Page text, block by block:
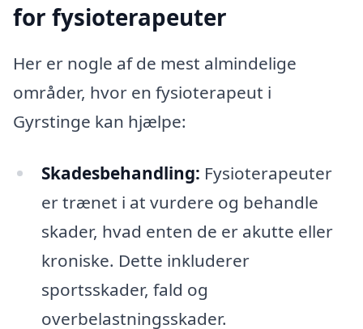
for fysioterapeuter
Her er nogle af de mest almindelige
områder, hvor en fysioterapeut i
Gyrstinge kan hjælpe:
Skadesbehandling: Fysioterapeuter
er trænet i at vurdere og behandle
skader, hvad enten de er akutte eller
kroniske. Dette inkluderer
sportsskader, fald og
overbelastningsskader.